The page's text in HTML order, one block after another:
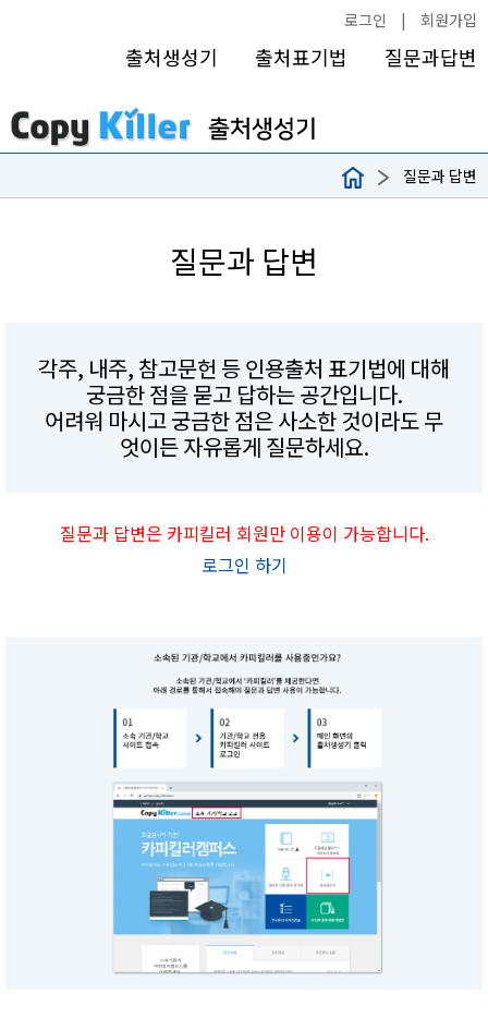
로그인 | 회원가입
출처생성기 출처표기법 질문과답변
질문과 답변
질문과 답변
각주, 내주, 참고문헌 등 인용출처 표기법에 대해
궁금한 점을 묻고 답하는 공간입니다.
어려워 마시고 궁금한 점은 사소한 것이라도 무
엇이든 자유롭게 질문하세요.
질문과 답변은 카피킬러 회원만 이용이 가능합니다.
로그인 하기